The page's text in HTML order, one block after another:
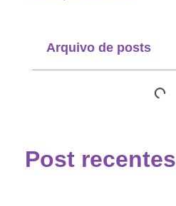
Arquivo de posts
Post recentes